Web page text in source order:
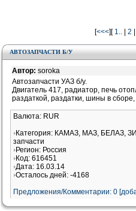
[<<<][ 1.. 2
АВТОЗАПЧАСТИ Б/У
Автор: soroka
Автозапчасти УАЗ б/у.
Двигатель 417, радиатор, печь
раздаткой, раздатки, шины в
Валюта: RUR
Категория: КАМАЗ, МАЗ, БЕЛАЗ,
запчасти
Регион: Россия
Код: 616451
Дата: 16.03.14
Осталось дней: -4168
Предложения/Комментарии: 0